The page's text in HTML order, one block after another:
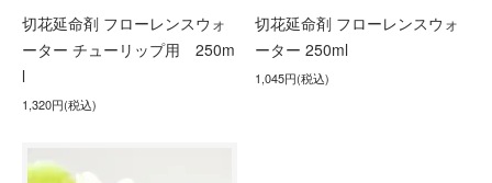
切花延命剤 フローレンスウォ
ーター チューリップ用 250m
l
1,320円(税込)
切花延命剤 フローレンスウォ
ーター 250ml
1,045円(税込)